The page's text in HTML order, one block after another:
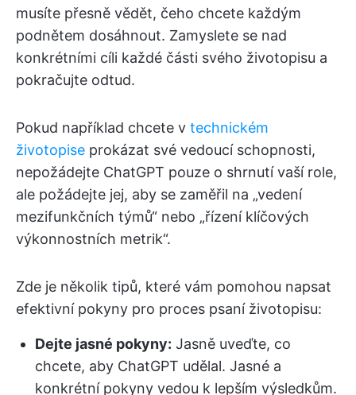
musíte přesně vědět, čeho chcete každým
podnětem dosáhnout. Zamyslete se nad
konkrétními cíli každé části svého životopisu a
pokračujte odtud.
Pokud například chcete v technickém
životopise prokázat své vedoucí schopnosti,
nepožádejte ChatGPT pouze o shrnutí vaší role,
ale požádejte jej, aby se zaměřil na „vedení
mezifunkčních týmů“ nebo „řízení klíčových
výkonnostních metrik“.
Zde je několik tipů, které vám pomohou napsat
efektivní pokyny pro proces psaní životopisu:
Dejte jasné pokyny: Jasně uveďte, co
chcete, aby ChatGPT udělal. Jasné a
konkrétní pokyny vedou k lepším výsledkům.